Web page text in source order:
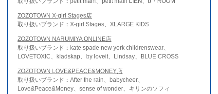
ZOZOTOWN X-girl Stages店
取り扱いブランド：X-girl Stages、XLARGE KIDS
ZOZOTOWN NARUMIYA ONLINE店
取り扱いブランド：kate spade new york childrenswear、
LOVETOXIC、kladskap、by loveit、Lindsay、BLUE CROSS
ZOZOTOWN LOVE&PEACE&MONEY店
取り扱いブランド：After the rain、babycheer、
Love&Peace&Money、sense of wonder、キリンのソフィ